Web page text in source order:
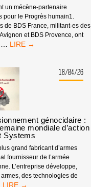
un mécène-partenaire
pour le Progrès humain1.
de BDS France, militant·es des
et BDS Provence, ont
AXA
PROGRÈS
PARTENAIRE
FESTIVALS
18/04/26
génocidaire :
mondiale d’action
Systems
grand fabricant d’armes
fournisseur de l’armée
L’entreprise développe,
des technologies de
STOP